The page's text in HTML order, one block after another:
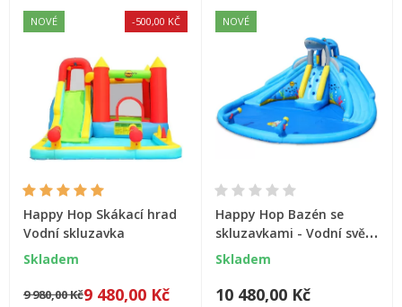
NOVÉ
Happy Hop Skákací hrad
Vodní skluzavka
Skladem
9 980,00 Kč
-500,00 KČ
9 480,00 Kč
NOVÉ
Happy Hop Bazén se
skluzavkami - Vodní svět,
skákací hrady
Skladem
10 480,00 Kč